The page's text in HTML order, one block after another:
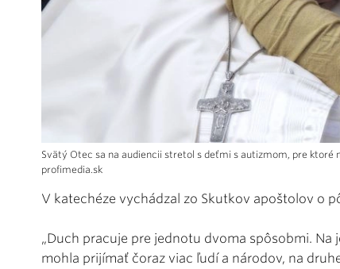
Svätý Otec sa na audiencii stretol s deťmi s autizmom, pre ktoré
profimedia.sk
V katechéze vychádzal zo Skutkov apoštolov o
„Duch pracuje pre jednotu dvoma spôsobmi. Na
mohla prijímať čoraz viac ľudí a národov, na